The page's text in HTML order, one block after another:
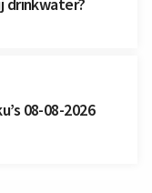
08-08-2026